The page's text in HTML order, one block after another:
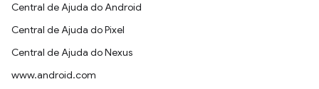
Central de Ajuda do Android
Central de Ajuda do Pixel
Central de Ajuda do Nexus
www.android.com